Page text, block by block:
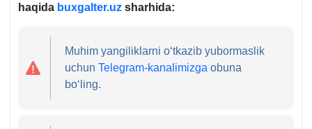
haqida buxgalter.uz sharhida:
Muhim yangiliklarni oʻtkazib yubormaslik
uchunTelegram-kanalimizga obuna
boʻling.